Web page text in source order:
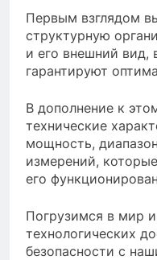
Первым взглядом
структурную
и его внешний вид,
гарантируют
В дополнение к
технические
мощность,
измерений,
его
Погрузимся в мир
технологических
безопасности с